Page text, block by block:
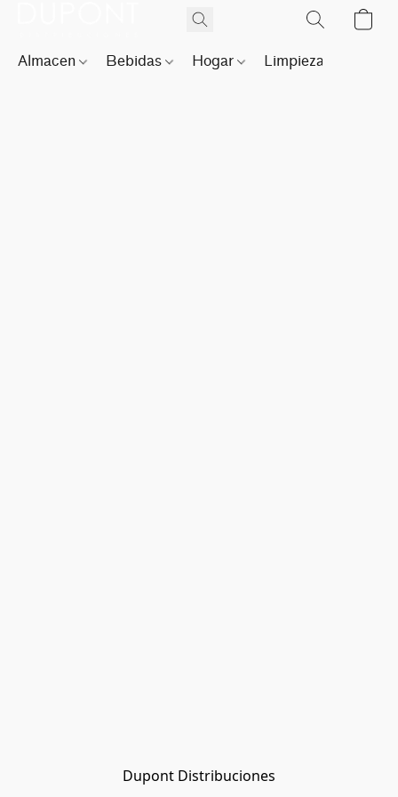
Almacen Bebidas Hogar Limpieza
Dupont Distribuciones